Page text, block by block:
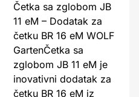
Četka sa zglobom JB
11 eM – Dodatak za
četku BR 16 eM WOLF
GartenČetka sa
zglobom JB 11 eM je
inovativni dodatak za
četku BR 16 eM iz